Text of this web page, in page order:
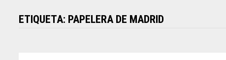
ETIQUETA: PAPELERA DE MADRID